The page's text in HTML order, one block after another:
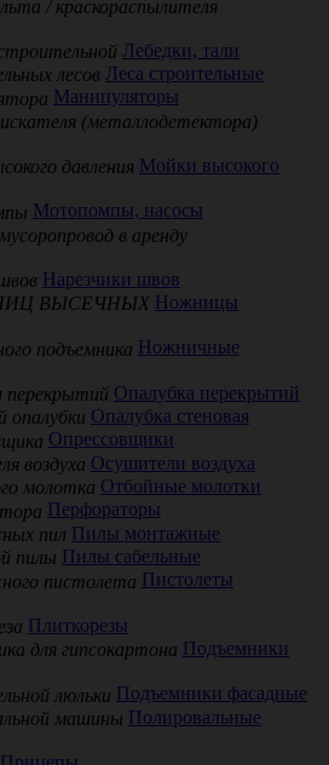
Лебедки, тали
Леса строительные
Манипуляторы
Мойки высокого
Мотопомпы, насосы
Нарезчики швов
Ножницы
Ножничные
Опалубка перекрытий
Опалубка стеновая
Опрессовщики
Осушители воздуха
Отбойные молотки
Перфораторы
Пилы монтажные
Пилы сабельные
Пистолеты
Плиткорезы
Подъемники
Подъемники фасадные
Полировальные